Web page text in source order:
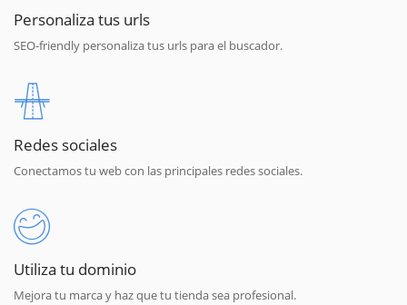
Personaliza tus urls
SEO-friendly personaliza tus urls para el buscador.
Redes sociales
Conectamos tu web con las principales redes sociales.
Utiliza tu dominio
Mejora tu marca y haz que tu tienda sea profesional.